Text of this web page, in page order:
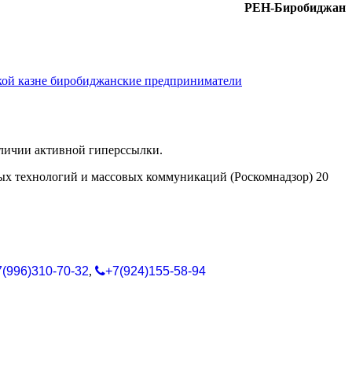
РЕН-Биробиджан
казне биробиджанские предприниматели
активной гиперссылки.
технологий и массовых коммуникаций (Роскомнадзор) 20
70-32, +7(924)155-58-94